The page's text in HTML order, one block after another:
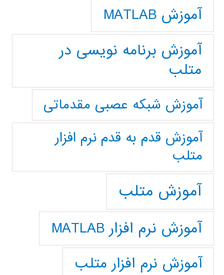
آموزش MATLAB
آموزش برنامه نویسی در
متلب
آموزش شبکه عصبی مقدماتی
آموزش قدم به قدم نرم افزار
متلب
آموزش متلب
آموزش نرم افزار MATLAB
آموزش نرم افزار متلب